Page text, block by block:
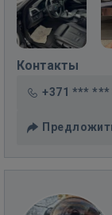
Контакты
+371 *** ***